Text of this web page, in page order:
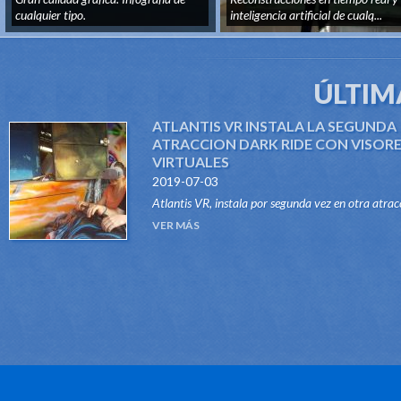
cualquier tipo.
ARTIFICIAL
inteligencia artificial de cualq...
ATLANTIS VR INSTALA LA SEGUNDA
ATRACCION DARK RIDE CON
VIRTUALES
2019-07-03
Atlantis VR, instala por segunda vez en otra
del tipo Dark Ride, su sistema "VR RIDES".
VER MÁS